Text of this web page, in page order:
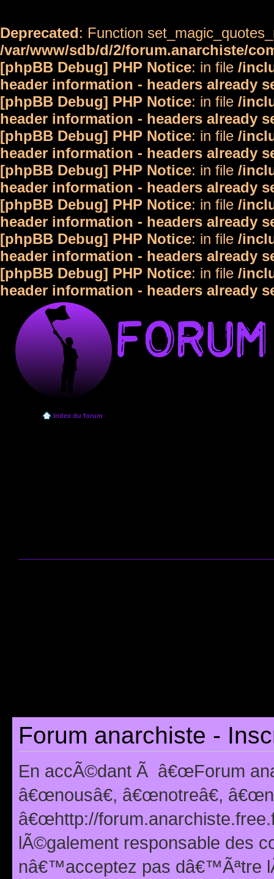
Deprecated: Function
/var/www/sdb/d/2/forum.anarchiste/
[phpBB Debug] PHP Notice: in file /
header information - headers already
[phpBB Debug] PHP Notice: in file /
header information - headers already
[phpBB Debug] PHP Notice: in file /
header information - headers already
[phpBB Debug] PHP Notice: in file /
header information - headers already
[phpBB Debug] PHP Notice: in file /
header information - headers already
[phpBB Debug] PHP Notice: in file /
header information - headers already
[phpBB Debug] PHP Notice: in file /
header information - headers already
Index du forum
Forum anarchiste -
En accÃ©dant Ã â€œForum
â€œnousâ€, â€œnotreâ€,
â€œhttp://
lÃ©galement responsable des
nâ€™acceptez pas dâ€™Ãªtre